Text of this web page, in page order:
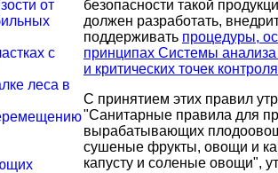
от
с
леса в
безопасности такой
должен разработать,
поддерживать процедуры,
принципах Системы
и критических точек
С принятием этих правил
"Санитарные правила для
вырабатывающих
сушеные фрукты, овощи и
капусту и соленые овощи",